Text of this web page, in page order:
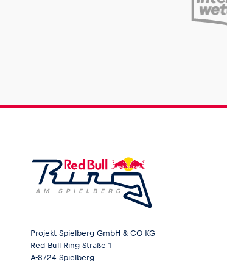
Projekt Spielberg GmbH & CO KG
Red Bull Ring Straße 1
A-8724 Spielberg